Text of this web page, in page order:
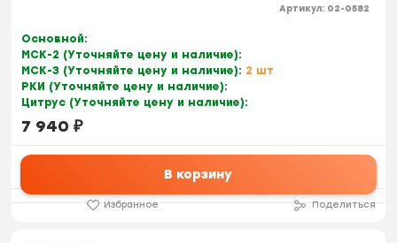
Артикул: 02-0582
Основной:
МСК-2 (Уточняйте цену и наличие):
МСК-3 (Уточняйте цену и наличие): 2 шт
РКИ (Уточняйте цену и наличие):
Цитрус (Уточняйте цену и наличие):
7 940 ₽
В корзину
Избранное Поделиться